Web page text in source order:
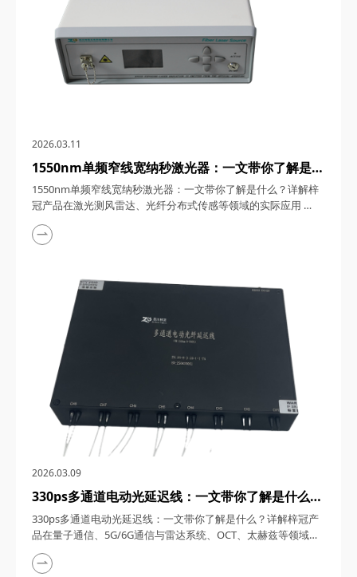
2026.03.11
1550nm单频窄线宽纳秒激光器：一文带你了解是什
么？详解梓冠产品在激光测风雷达、光纤分布式传感
等领域的实际应用
1550nm单频窄线宽纳秒激光器：一文带你了解是什么？详解梓
冠产品在激光测风雷达、光纤分布式传感等领域的实际应用
1550nm单频窄线宽纳秒激光器，在激光技术的浩瀚星空中，犹
如一颗璀璨的明星，以其独特的光学特性和广泛的应用领域，吸
越的性能和稳定的表现，成为了市场上的热门之...
2026.03.09
330ps多通道电动光延迟线：一文带你了解是什么？
详解梓冠产品在量子通信、5G/6G通信与雷达系
统、OCT、太赫兹等领域的实际应用
330ps多通道电动光延迟线：一文带你了解是什么？详解梓冠产
品在量子通信、5G/6G通信与雷达系统、OCT、太赫兹等领域的
实际应用 330ps多通道电动光延迟线，在光通信与光电子技术的
飞速发展中，凭借其高精度、多通道、可调可控等特性，在量子